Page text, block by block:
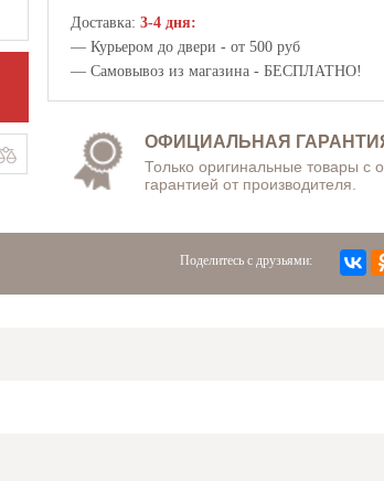
Доставка: 3-4 дня:
— Курьером до двери - от 500 руб
— Самовывоз из магазина - БЕСПЛАТНО!
ОФИЦИАЛЬНАЯ
Только оригинальные товары с
гарантией от производителя.
Поделитесь с друзьями: